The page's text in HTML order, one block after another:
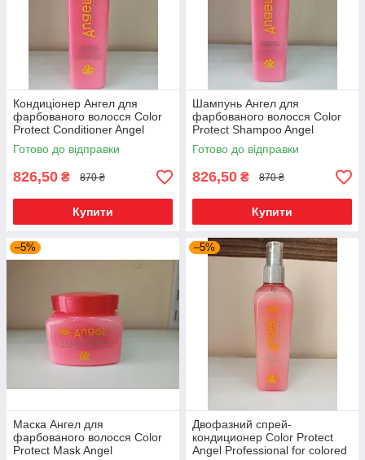
Кондиціонер Ангел для
фарбованого волосся Color
Protect Conditioner Angel
Professional for colored hair
1000ml
Готово до відправки
826,50 ₴ 870 ₴
Купити
Шампунь Ангел для
фарбованого волосся Color
Protect Shampoo Angel
Professional for colored hair
1000ml
Готово до відправки
826,50 ₴ 870 ₴
Купити
–5%
Маска Ангел для
фарбованого волосся Color
Protect Mask Angel
–5%
Двофазний спрей-
кондиционер Color Protect
Angel Professional for colored